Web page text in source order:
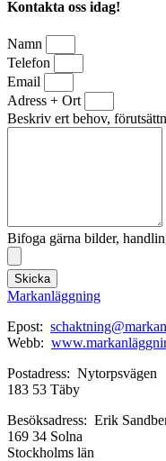
Kontakta oss idag!
Namn
Telefon
Email
Adress + Ort
Beskriv ert behov,
Bifoga gärna bilder,
Skicka
Markanläggning
Epost:
Webb:
Postadress: Nytorpsvägen
183 53 Täby
Besöksadress: Erik
169 34 Solna
Stockholms län